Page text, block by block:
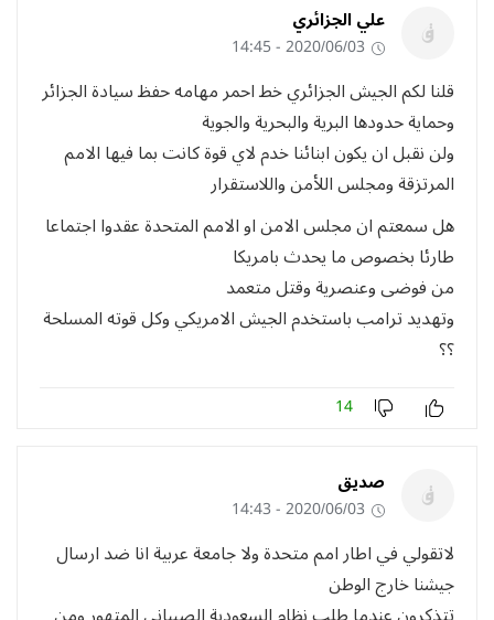
علي الجزائري
2020/06/03 - 14:45
قلنا لكم الجيش الجزائري خط احمر مهامه حفظ سيادة الجزائر
وحماية حدودها البرية والبحرية والجوية
ولن نقبل ان يكون ابنائنا خدم لاي قوة كانت بما فيها الامم
المرتزقة ومجلس اللأمن واللاستقرار
هل سمعتم ان مجلس الامن او الامم المتحدة عقدوا اجتماعا
طارئا بخصوص ما يحدث بامريكا
من فوضى وعنصرية وقتل متعمد
وتهديد ترامب باستخدم الجيش الامريكي وكل قوته المسلحة
؟؟
14
صديق
2020/06/03 - 14:43
لاتقولي في اطار امم متحدة ولا جامعة عربية انا ضد ارسال
جيشنا خارج الوطن